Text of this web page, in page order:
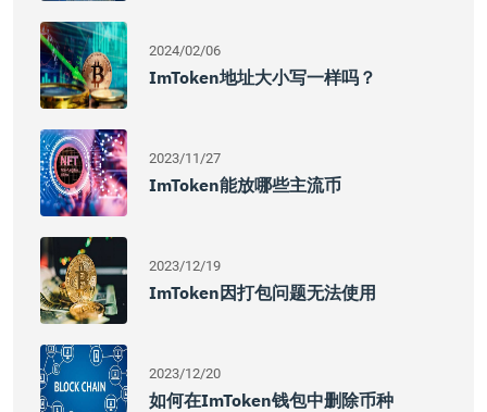
2024/02/06
ImToken地址大小写一样吗？
2023/11/27
ImToken能放哪些主流币
2023/12/19
ImToken因打包问题无法使用
2023/12/20
如何在imToken钱包中删除币种